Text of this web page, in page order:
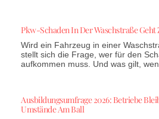
Pkw-Schaden In Der Waschstraße Geht
Wird ein Fahrzeug in einer
stellt sich die Frage, wer für den
aufkommen muss. Und was gilt,
Ausbildungsumfrage 2026: Betriebe
Umstände Am Ball